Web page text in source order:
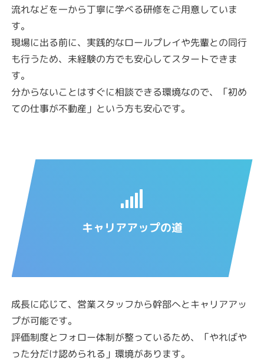
流れなどを一から丁寧に学べる研修をご用意していま
す。
現場に出る前に、実践的なロールプレイや先輩との同行
も行うため、未経験の方でも安心してスタートできま
す。
分からないことはすぐに相談できる環境なので、「初め
ての仕事が不動産」という方も安心です。
キャリアアップの道
成長に応じて、営業スタッフから幹部へとキャリアアッ
プが可能です。
評価制度とフォロー体制が整っているため、「やればや
った分だけ認められる」環境があります。